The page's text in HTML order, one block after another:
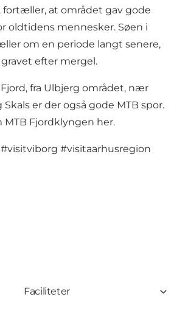
fortæller, at området gav gode
oldtidens mennesker. Søen i
om en periode langt senere,
efter mergel.
fra Ulbjerg området, nær
er der også gode MTB spor.
MTB Fjordklyngen her.
#visitviborg #visitaarhusregion
Faciliteter